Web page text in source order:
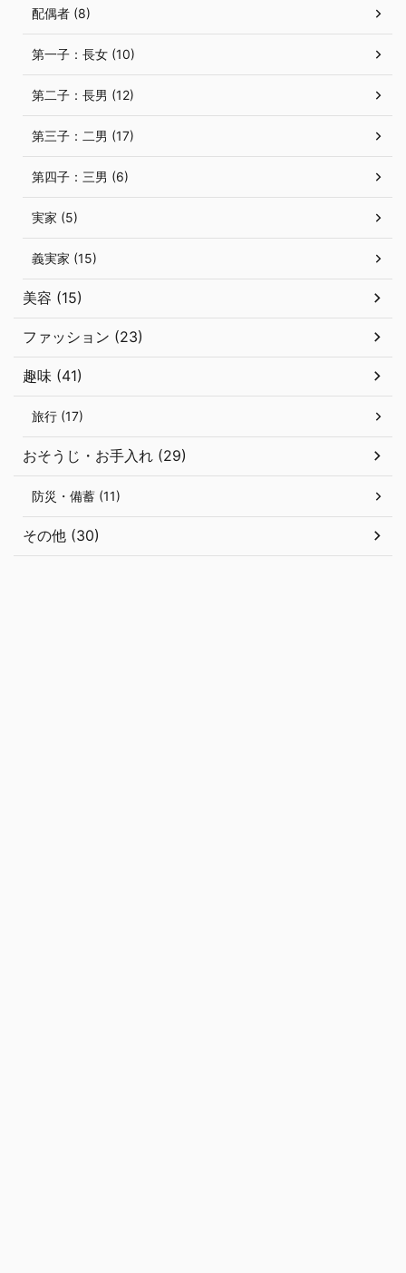
配偶者 (8)
第一子：長女 (10)
第二子：長男 (12)
第三子：二男 (17)
第四子：三男 (6)
実家 (5)
義実家 (15)
美容 (15)
ファッション (23)
趣味 (41)
旅行 (17)
おそうじ・お手入れ (29)
防災・備蓄 (11)
その他 (30)